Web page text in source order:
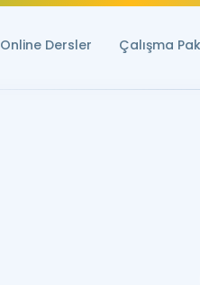
Online Dersler Çalışma